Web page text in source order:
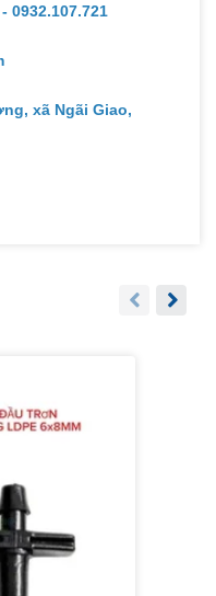
0932.107.721
xã Ngãi Giao,